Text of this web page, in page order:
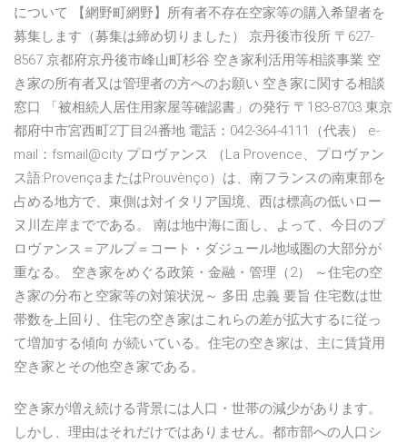
について 【網野町網野】所有者不存在空家等の購入希望者を
募集します（募集は締め切りました） 京丹後市役所 〒627-
8567 京都府京丹後市峰山町杉谷 空き家利活用等相談事業 空
き家の所有者又は管理者の方へのお願い 空き家に関する相談
窓口 「被相続人居住用家屋等確認書」の発行 〒183-8703 東京
都府中市宮西町2丁目24番地 電話：042-364-4111（代表） e-
mail：fsmail@city プロヴァンス （La Provence、プロヴァン
ス語:ProvençaまたはProuvènço）は、南フランスの南東部を
占める地方で、東側は対イタリア国境、西は標高の低いロー
ヌ川左岸までである。 南は地中海に面し、よって、今日のプ
ロヴァンス＝アルプ＝コート・ダジュール地域圏の大部分が
重なる。 空き家をめぐる政策・金融・管理（2） ～住宅の空
き家の分布と空家等の対策状況～ 多田 忠義 要旨 住宅数は世
帯数を上回り、住宅の空き家はこれらの差が拡大するに従っ
て増加する傾向 が続いている。住宅の空き家は、主に賃貸用
空き家とその他空き家である。
空き家が増え続ける背景には人口・世帯の減少があります。
しかし、理由はそれだけではありません。都市部への人口シ